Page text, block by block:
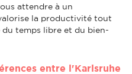
attendre à un
la productivité tout
temps libre et du bien-
entre l'Karlsruhe